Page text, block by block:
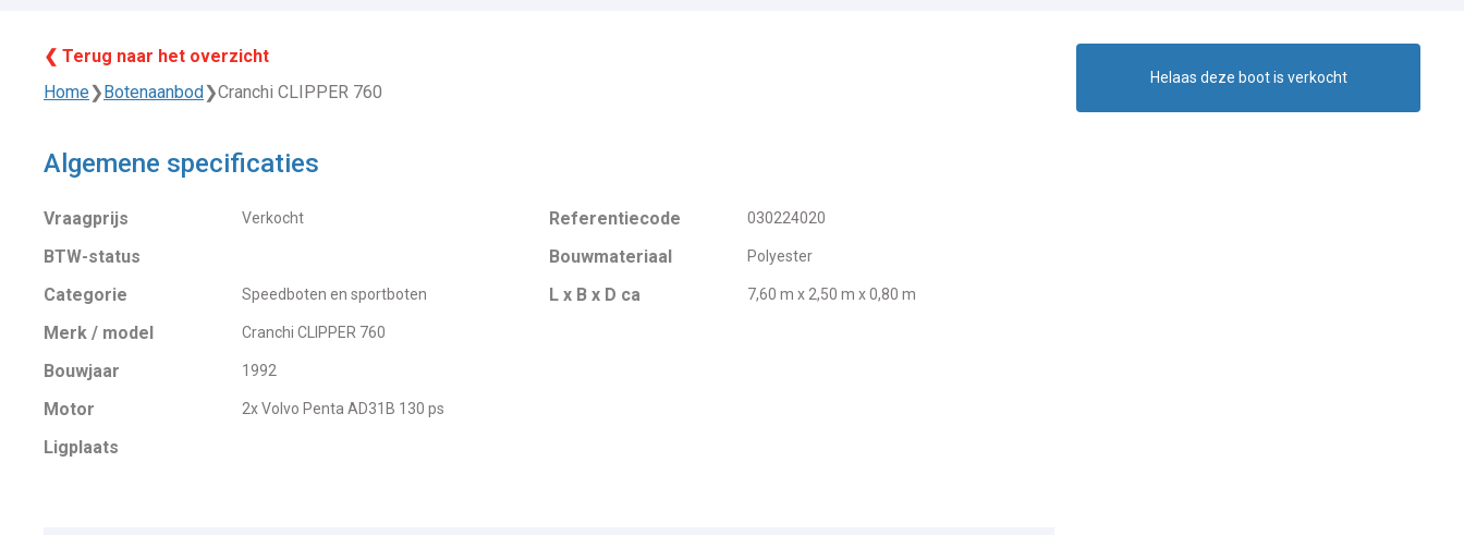
❮ Terug naar het overzicht
Home❯Botenaanbod❯Cranchi CLIPPER 760
Algemene specificaties
Vraagprijs Verkocht
BTW-status
Categorie
Speedboten en sportboten
Merk / model Cranchi CLIPPER 760
Bouwjaar 1992
Motor 2x Volvo Penta AD31B 130 ps
Ligplaats
Referentiecode 030224020
Bouwmateriaal Polyester
L x B x D ca 7,60 m x 2,50 m x 0,80 m
Helaas deze boot is verkocht